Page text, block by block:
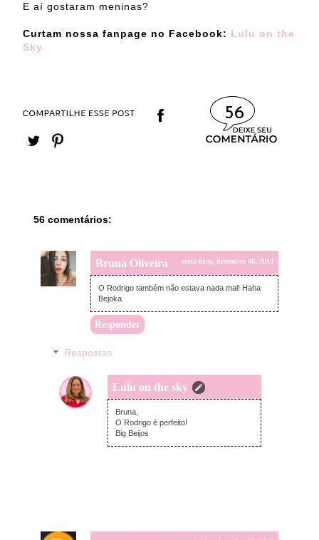
E aí gostaram meninas?
Curtam nossa fanpage no Facebook: Lulu on the
Sky
56
56 comentários:
Bruna Oliveira sexta-feira, dezembro 06, 2013
O Rodrigo também não estava nada mal! Haha
Bejoka
Responder
Respostas
Lulu on the sky
sábado, dezembro 07, 2013
Bruna,
O Rodrigo é perfeito!
Big Beijos